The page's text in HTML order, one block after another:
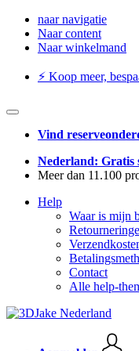
naar navigatie
Naar content
Naar winkelmand
⚡️ Koop meer,
Vind
Nederland: Gratis
Meer dan 11.100
Help
Waar is mijn
Contact
Alle help-